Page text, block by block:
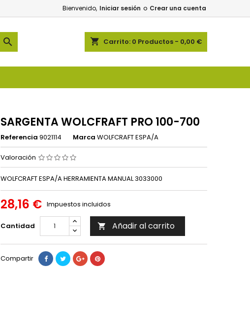
Bienvenido, Iniciar sesión o Crear una cuenta
shopping_cart Carrito: 0 Productos - 0,00 €

SARGENTA WOLCFRAFT PRO 100-700
Referencia 9021114 Marca WOLFCRAFT ESPA/A
Valoración
WOLFCRAFT ESPA/A HERRAMIENTA MANUAL 3033000
28,16 € Impuestos incluidos
Cantidad  Añadir al carrito
Compartir